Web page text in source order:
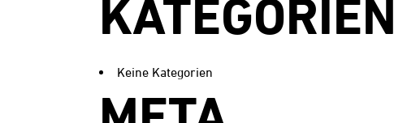
KATEGORIEN
Keine Kategorien